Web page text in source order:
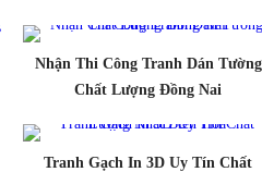
Nhận Thi Công Tranh Dán Tường
Chất Lượng Đồng Nai
Tranh Gạch In 3D Uy Tín Chất